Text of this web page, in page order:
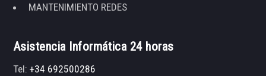
MANTENIMIENTO REDES
Asistencia Informática 24 horas
Tel:+34 692500286